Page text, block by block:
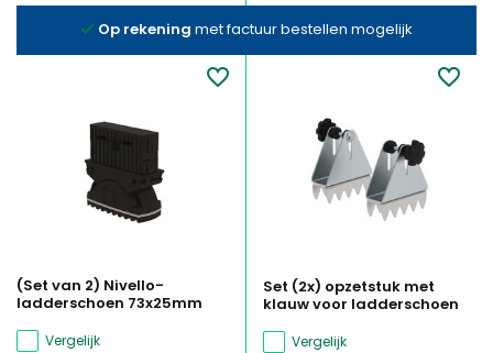
Op rekening met factuur bestellen mogelijk
(Set van 2) Nivello-
ladderschoen 73x25mm
Vergelijk
Set (2x) opzetstuk met
klauw voor ladderschoen
Vergelijk